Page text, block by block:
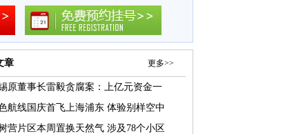
章 更多>>
原董事长雷毅贪腐案：上亿元资金一
航线国庆首飞上海浦东 体验别样空中
营片区本周置换天然气 涉及78个小区